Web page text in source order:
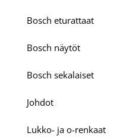
Bosch eturattaat
Bosch näytöt
Bosch sekalaiset
Johdot
Lukko- ja o-renkaat